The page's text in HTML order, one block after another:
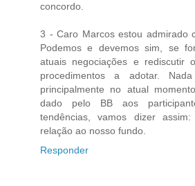
concordo.
3 - Caro Marcos estou admirado
Podemos e devemos sim, se
atuais negociações e rediscutir
procedimentos a adotar.
principalmente no atual
dado pelo BB aos
tendências, vamos dizer
relação ao nosso fundo.
Responder